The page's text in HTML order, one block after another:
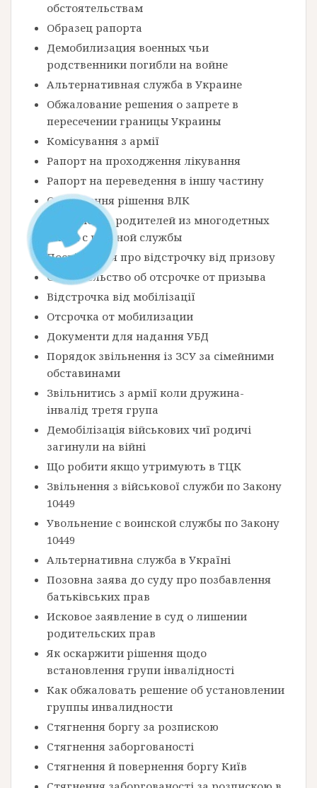
обстоятельствам
Образец рапорта
Демобилизация военных чьи
родственники погибли на войне
Альтернативная служба в Украине
Обжалование решения о запрете в
пересечении границы Украины
Комісування з армії
Рапорт на проходження лікування
Рапорт на переведення в іншу частину
Оскарження рішення ВЛК
Увольнение родителей из многодетных
семей с военной службы
Посвідчення про відстрочку від призову
Свидетельство об отсрочке от призыва
Відстрочка від мобілізації
Отсрочка от мобилизации
Документи для надання УБД
Порядок звільнення із ЗСУ за сімейними
обставинами
Звільнитись з армії коли дружина-
інвалід третя група
Демобілізація військових чиї родичі
загинули на війні
Що робити якщо утримують в ТЦК
Звільнення з військової служби по Закону
10449
Увольнение с воинской службы по Закону
10449
Альтернативна служба в Україні
Позовна заява до суду про позбавлення
батьківських прав
Исковое заявление в суд о лишении
родительских прав
Як оскаржити рішення щодо
встановлення групи інвалідності
Как обжаловать решение об установлении
группы инвалидности
Стягнення боргу за розпискою
Стягнення заборгованості
Стягнення й повернення боргу Київ